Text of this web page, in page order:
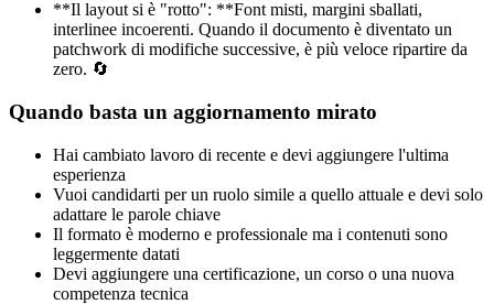
**Il layout si è "rotto": **Font misti, margini sballati,
interlinee incoerenti. Quando il documento è diventato un
patchwork di modifiche successive, è più veloce ripartire da
zero. 🔄
Quando basta un aggiornamento mirato
Hai cambiato lavoro di recente e devi aggiungere l'ultima
esperienza
Vuoi candidarti per un ruolo simile a quello attuale e devi solo
adattare le parole chiave
Il formato è moderno e professionale ma i contenuti sono
leggermente datati
Devi aggiungere una certificazione, un corso o una nuova
competenza tecnica